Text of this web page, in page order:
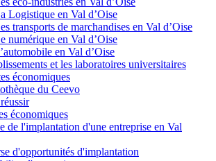
Logistique en Val d’Oise
transports de marchandises en Val d’Oise
numérique en Val d’Oise
en Val d’Oise
et les laboratoires universitaires
économiques
du Ceevo
économiques
de l'implantation d'une entreprise en Val
d'opportunités d'implantation